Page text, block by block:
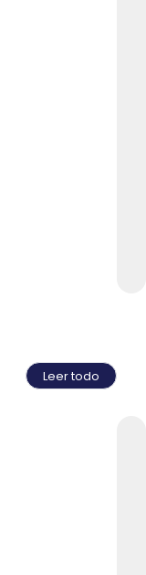
Leer todo